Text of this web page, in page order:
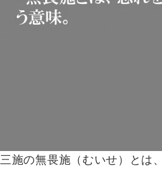
三施の無畏施（むいせ）とは